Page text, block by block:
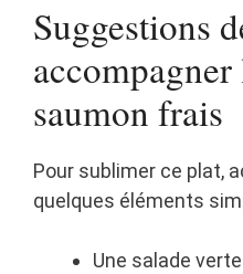
Suggestions
accompagner
saumon frais
Pour sublimer ce plat,
quelques éléments
Une salade